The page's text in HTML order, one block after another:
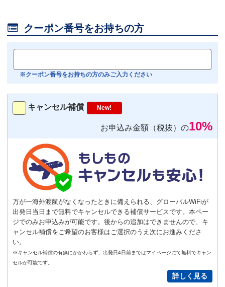
おすすめ
Bluetoothイヤホン対応
トランスミッター
－ 0
気圧コントロール機能付き耳栓
1,540円（税込）/個
通常
Sサイズ － 0 ＋
New!
 クーポン番号をお持ちの方
※クーポン番号をお持ちの方のみご入力ください
キャンセル補償 New!
お申込み金額（税抜）の10%
万が一海外渡航がなくなったときに備えられる、グローバルWiFiが
出発日当日まで無料でキャンセルできる補償サービスです。本ペー
ジでのみお申込みが可能です。後からの追加はできませんので、キ
ャンセル補償をご希望のお客様はご選択のうえ次にお進みくださ
い。
※キャンセル補償の有無にかかわらず、出発日4日前まではマイページにて無料でキャン
セルが可能です。
詳しく見る